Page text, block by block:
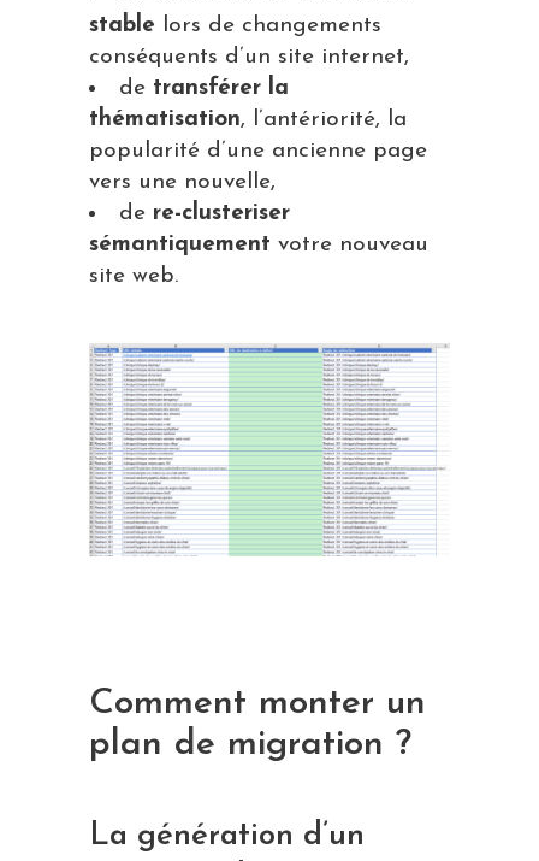
stable lors de changements
conséquents d’un site internet,
de transférer la
thématisation, l’antériorité, la
popularité d’une ancienne page
vers une nouvelle,
de re-clusteriser
sémantiquement votre nouveau
site web.
Comment monter un
plan de migration ?
La génération d’un